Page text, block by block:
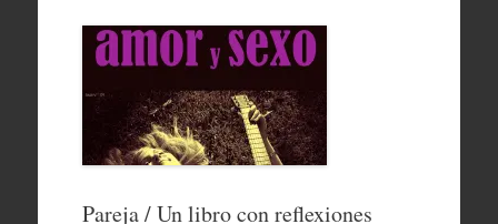
Pareja / Un libro con reflexiones